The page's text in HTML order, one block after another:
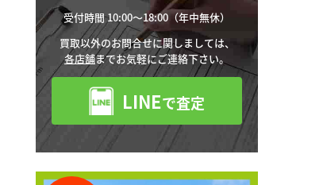
受付時間 10:00～18:00（年中無休）
買取以外のお問合せに関しましては、
各店舗までお気軽にご連絡下さい。
LINEで査定